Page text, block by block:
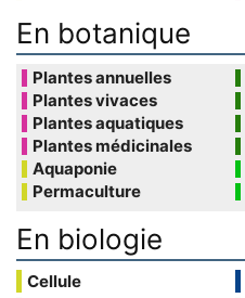
En botanique
Plantes annuelles
Plantes vivaces
Plantes aquatiques
Plantes médicinales
Aquaponie
Permaculture
En biologie
Cellule